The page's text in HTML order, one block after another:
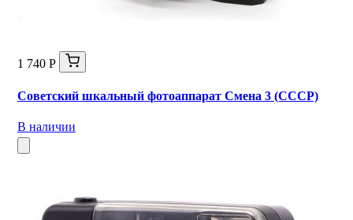
1 740 Р
Советский шкальный фотоаппарат Смена 3 (СССР)
В наличии